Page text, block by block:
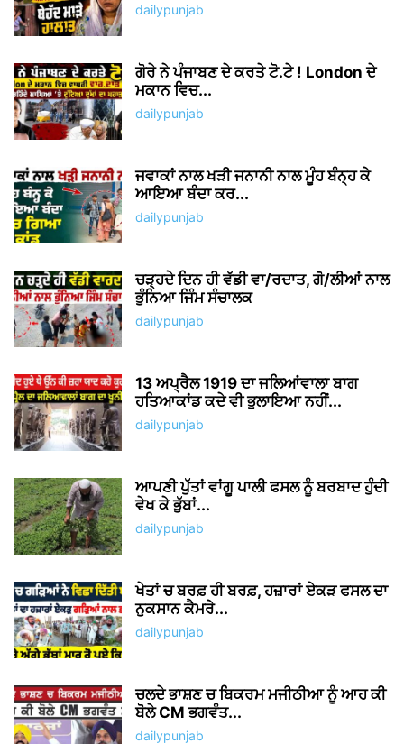
dailypunjab
ਗੋਰੇ ਨੇ ਪੰਜਾਬਣ ਦੇ ਕਰਤੇ ਟੋ.ਟੇ ! London ਦੇ
ਮਕਾਨ ਵਿਚ...
dailypunjab
ਜਵਾਕਾਂ ਨਾਲ ਖੜੀ ਜਨਾਨੀ ਨਾਲ ਮੂੰਹ ਬੰਨ੍ਹ ਕੇ
ਆਇਆ ਬੰਦਾ ਕਰ...
dailypunjab
ਚੜ੍ਹਦੇ ਦਿਨ ਹੀ ਵੱਡੀ ਵਾ/ਰਦਾਤ, ਗੋ/ਲੀਆਂ ਨਾਲ
ਭੁੰਨਿਆ ਜਿੰਮ ਸੰਚਾਲਕ
dailypunjab
13 ਅਪ੍ਰੈਲ 1919 ਦਾ ਜਲਿਆਂਵਾਲਾ ਬਾਗ
ਹਤਿਆਕਾਂਡ ਕਦੇ ਵੀ ਭੁਲਾਇਆ ਨਹੀਂ...
dailypunjab
ਆਪਣੀ ਪੁੱਤਾਂ ਵਾਂਗੂ ਪਾਲੀ ਫਸਲ ਨੂੰ ਬਰਬਾਦ ਹੁੰਦੀ
ਵੇਖ ਕੇ ਭੁੱਬਾਂ...
dailypunjab
ਖੇਤਾਂ ਚ ਬਰਫ਼ ਹੀ ਬਰਫ਼, ਹਜ਼ਾਰਾਂ ਏਕੜ ਫਸਲ ਦਾ
ਨੁਕਸਾਨ ਕੈਮਰੇ...
dailypunjab
ਚਲਦੇ ਭਾਸ਼ਣ ਚ ਬਿਕਰਮ ਮਜੀਠੀਆ ਨੂੰ ਆਹ ਕੀ
ਬੋਲੇ CM ਭਗਵੰਤ...
dailypunjab